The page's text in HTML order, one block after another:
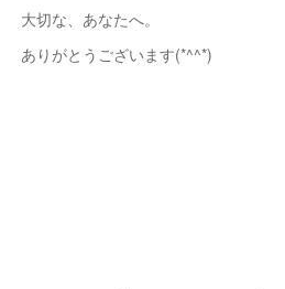
大切な、あなたへ。
ありがとうございます(*^^*)